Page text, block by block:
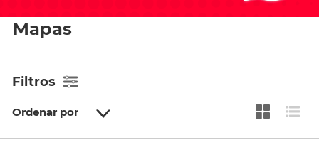
Mapas
Filtros
Ordenar por